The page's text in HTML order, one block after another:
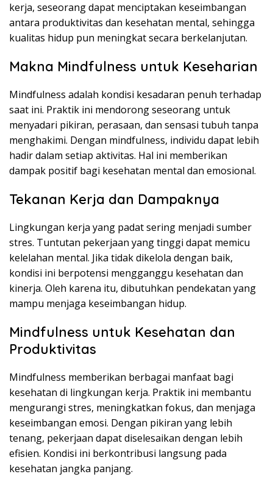
kerja, seseorang dapat menciptakan keseimbangan
antara produktivitas dan kesehatan mental, sehingga
kualitas hidup pun meningkat secara berkelanjutan.
Makna Mindfulness untuk Keseharian
Mindfulness adalah kondisi kesadaran penuh terhadap
saat ini. Praktik ini mendorong seseorang untuk
menyadari pikiran, perasaan, dan sensasi tubuh tanpa
menghakimi. Dengan mindfulness, individu dapat lebih
hadir dalam setiap aktivitas. Hal ini memberikan
dampak positif bagi kesehatan mental dan emosional.
Tekanan Kerja dan Dampaknya
Lingkungan kerja yang padat sering menjadi sumber
stres. Tuntutan pekerjaan yang tinggi dapat memicu
kelelahan mental. Jika tidak dikelola dengan baik,
kondisi ini berpotensi mengganggu kesehatan dan
kinerja. Oleh karena itu, dibutuhkan pendekatan yang
mampu menjaga keseimbangan hidup.
Mindfulness untuk Kesehatan dan
Produktivitas
Mindfulness memberikan berbagai manfaat bagi
kesehatan di lingkungan kerja. Praktik ini membantu
mengurangi stres, meningkatkan fokus, dan menjaga
keseimbangan emosi. Dengan pikiran yang lebih
tenang, pekerjaan dapat diselesaikan dengan lebih
efisien. Kondisi ini berkontribusi langsung pada
kesehatan jangka panjang.